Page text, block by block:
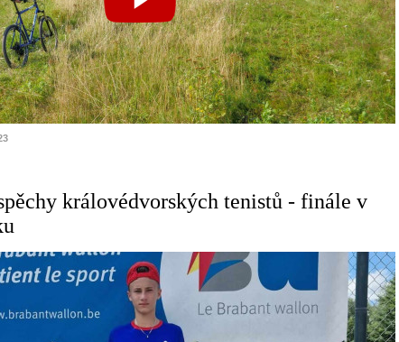
královédvorských tenistů - finále v